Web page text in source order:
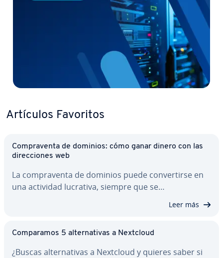
Artículos Favoritos
Co­m­pra­ve­n­ta de dominios: cómo ganar dinero con las
di­re­c­cio­nes web
La co­m­pra­ve­n­ta de dominios puede co­n­ve­r­ti­r­se en
una actividad lucrativa, siempre que se…
Leer más
Co­m­pa­ra­mos 5 al­te­r­na­ti­vas a Nextcloud
¿Buscas al­te­r­na­ti­vas a Nextcloud y quieres saber si